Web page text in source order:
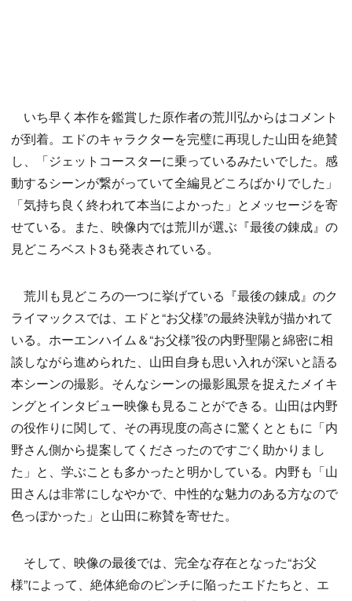
いち早く本作を鑑賞した原作者の荒川弘からはコメント
が到着。エドのキャラクターを完璧に再現した山田を絶賛
し、「ジェットコースターに乗っているみたいでした。感
動するシーンが繋がっていて全編見どころばかりでした」
「気持ち良く終われて本当によかった」とメッセージを寄
せている。また、映像内では荒川が選ぶ『最後の錬成』の
見どころベスト3も発表されている。
荒川も見どころの一つに挙げている『最後の錬成』のク
ライマックスでは、エドと“お父様”の最終決戦が描かれて
いる。ホーエンハイム＆“お父様”役の内野聖陽と綿密に相
談しながら進められた、山田自身も思い入れが深いと語る
本シーンの撮影。そんなシーンの撮影風景を捉えたメイキ
ングとインタビュー映像も見ることができる。山田は内野
の役作りに関して、その再現度の高さに驚くとともに「内
野さん側から提案してくださったのですごく助かりまし
た」と、学ぶことも多かったと明かしている。内野も「山
田さんは非常にしなやかで、中性的な魅力のある方なので
色っぽかった」と山田に称賛を寄せた。
そして、映像の最後では、完全な存在となった“お父
様”によって、絶体絶命のピンチに陥ったエドたちと、エ